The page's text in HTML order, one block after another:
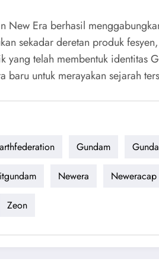
New Era berhasil
sekadar deretan produk
telah membentuk identitas
untuk merayakan sejarah
Gundam
Newera Neweracap
Zeon